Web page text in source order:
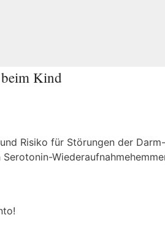
Kind
Risiko für Störungen der